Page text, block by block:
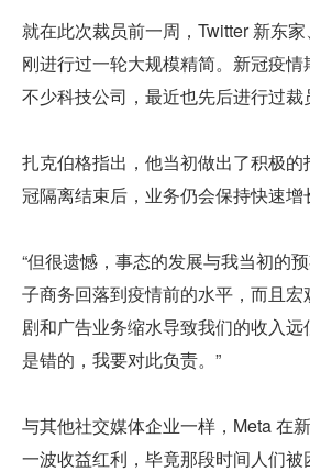
就在此次裁员前一周，Twitter 新东
刚进行过一轮大规模精简。新冠疫
不少科技公司，最近也先后进行过裁
扎克伯格指出，他当初做出了积极
冠隔离结束后，业务仍会保持快速增
“但很遗憾，事态的发展与我当初的
子商务回落到疫情前的水平，而且
剧和广告业务缩水导致我们的收入
是错的，我要对此负责。”
与其他社交媒体企业一样，Meta 在
一波收益红利，毕竟那段时间人们